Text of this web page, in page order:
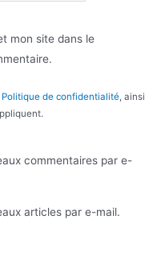
mon site dans le
Politique de confidentialité, ainsi
commentaires par e-
articles par e-mail.